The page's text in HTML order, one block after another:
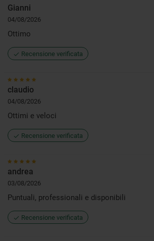
Gianni
04/08/2026
Ottimo
Recensione verificata
claudio
04/08/2026
Ottimi e veloci
Recensione verificata
andrea
03/08/2026
Puntuali, professionali e disponibili
Recensione verificata